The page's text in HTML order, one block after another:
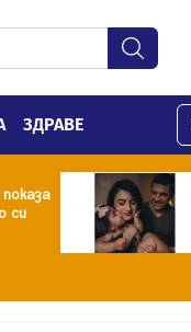
ЗДРАВЕ
си